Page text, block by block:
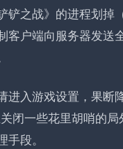
铲之战》的进程划
户端向服务器发
入游戏设置，果断
闭一些花里胡哨的
段。